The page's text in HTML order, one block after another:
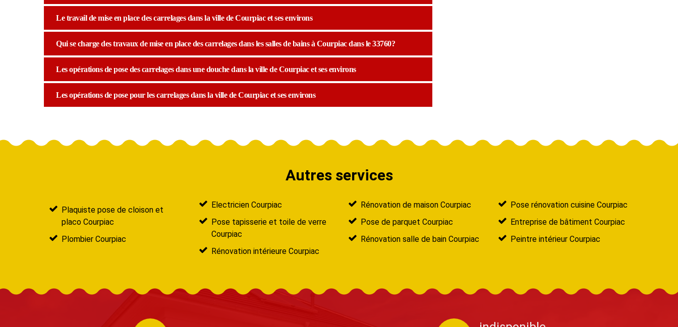
Le travail de mise en place des carrelages dans la ville de Courpiac et ses environs
Qui se charge des travaux de mise en place des carrelages dans les salles de bains à Courpiac dans le 33760?
Les opérations de pose des carrelages dans une douche dans la ville de Courpiac et ses environs
Les opérations de pose pour les carrelages dans la ville de Courpiac et ses environs
Autres services
Plaquiste pose de cloison et
placo Courpiac
Plombier Courpiac
Electricien Courpiac
Pose tapisserie et toile de verre
Courpiac
Rénovation intérieure Courpiac
Rénovation de maison Courpiac
Pose de parquet Courpiac
Rénovation salle de bain Courpiac
Pose rénovation cuisine Courpiac
Entreprise de bâtiment Courpiac
Peintre intérieur Courpiac